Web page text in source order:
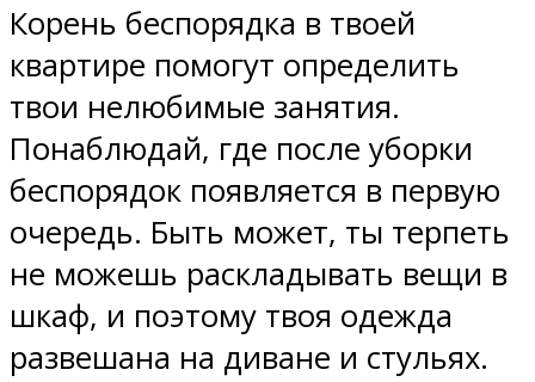
Корень беспорядка в твоей
квартире помогут определить
твои нелюбимые занятия.
Понаблюдай, где после уборки
беспорядок появляется в первую
очередь. Быть может, ты терпеть
не можешь раскладывать вещи в
шкаф, и поэтому твоя одежда
развешана на диване и стульях.